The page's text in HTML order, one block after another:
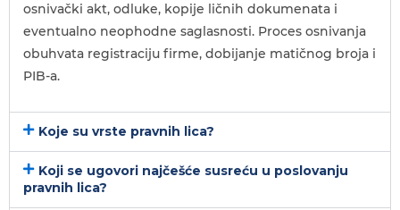
osnivački akt, odluke, kopije ličnih dokumenata i
eventualno neophodne saglasnosti. Proces osnivanja
obuhvata registraciju firme, dobijanje matičnog broja i
PIB-a.
Koje su vrste pravnih lica?
Koji se ugovori najčešće susreću u poslovanju
pravnih lica?